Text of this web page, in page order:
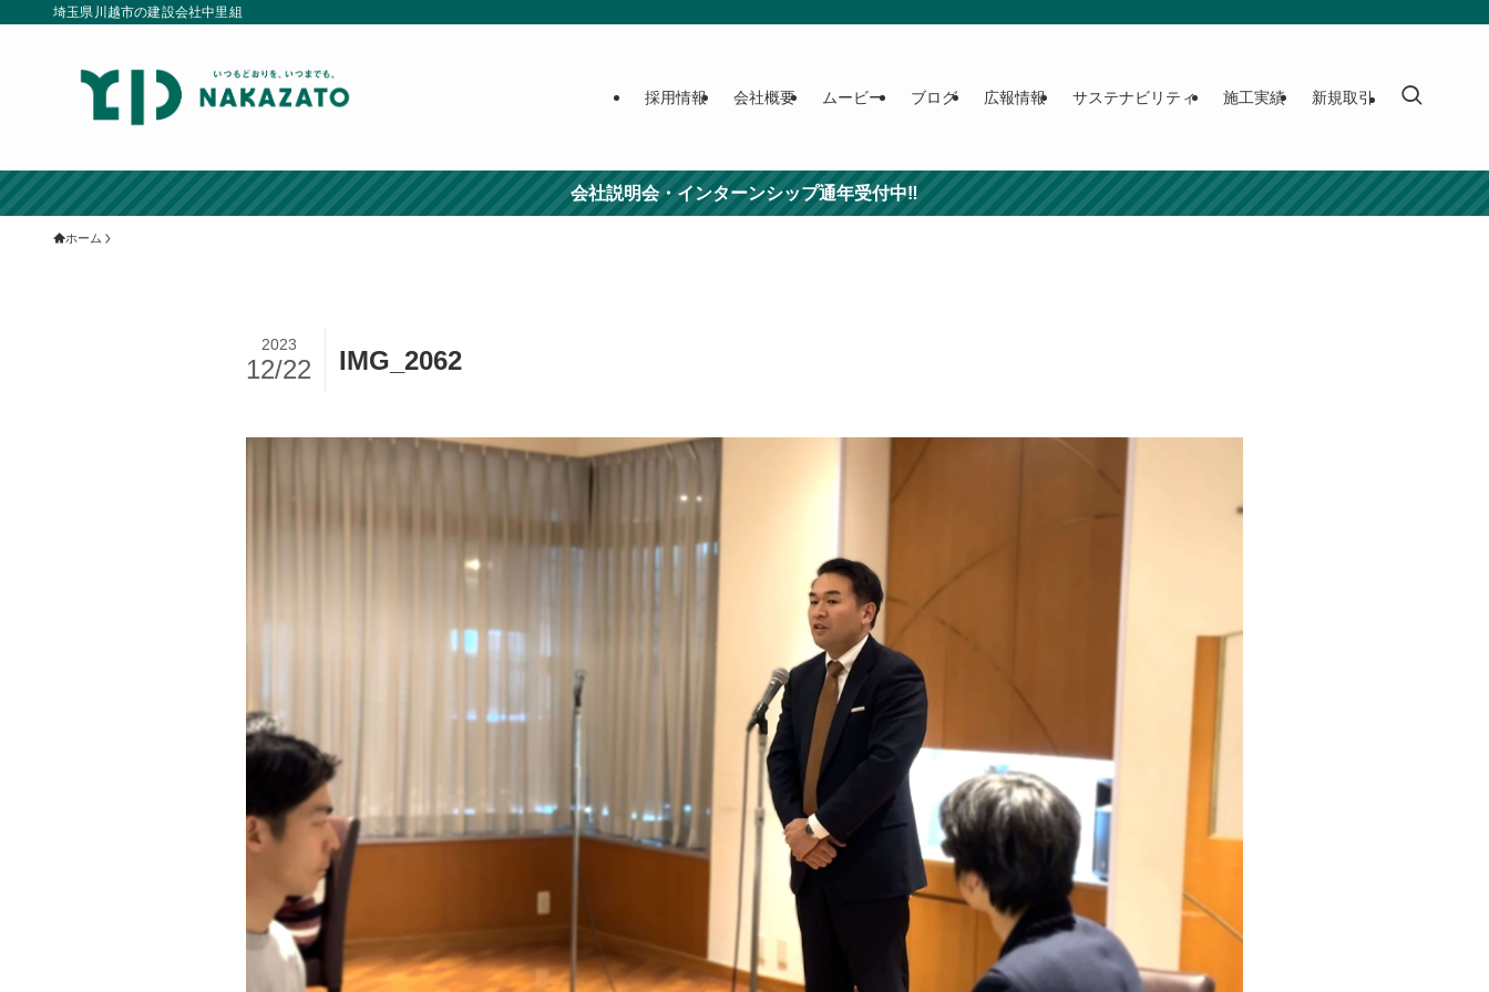
埼玉県川越市の建設会社中里組
採用情報 会社概要 ムービー ブログ 広報情報 サステナビリティ 施工実績 新規取引
会社説明会・インターンシップ通年受付中‼
ホーム
IMG_2062
2023
12/22